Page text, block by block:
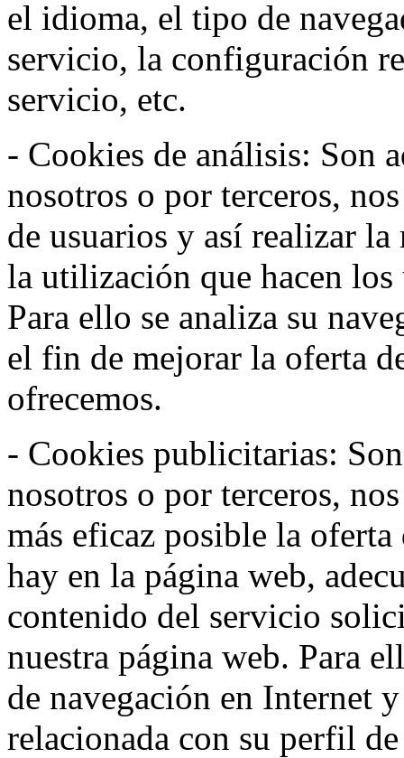
el idioma, el tipo de
servicio, la configuración
servicio, etc.
- Cookies de análisis: Son
nosotros o por terceros,
de usuarios y así realizar
la utilización que hacen
Para ello se analiza su
el fin de mejorar la oferta
ofrecemos.
- Cookies publicitarias:
nosotros o por terceros,
más eficaz posible la
hay en la página web,
contenido del servicio
nuestra página web. Para
de navegación en Internet
relacionada con su perfil